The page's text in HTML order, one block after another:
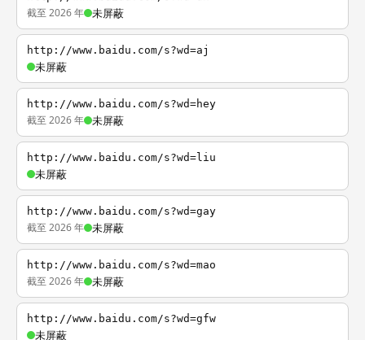
截至 2026 年 未屏蔽
http://www.baidu.com/s?wd=aj
未屏蔽
http://www.baidu.com/s?wd=hey
截至 2026 年 未屏蔽
http://www.baidu.com/s?wd=liu
未屏蔽
http://www.baidu.com/s?wd=gay
截至 2026 年 未屏蔽
http://www.baidu.com/s?wd=mao
截至 2026 年 未屏蔽
http://www.baidu.com/s?wd=gfw
未屏蔽